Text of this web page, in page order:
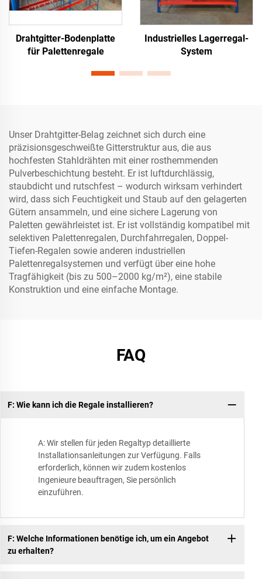
Drahtgitter-Bodenplatte
für Palettenregale
Industrielles Lagerregal-
System
Unser Drahtgitter-Belag zeichnet sich durch eine
präzisionsgeschweißte Gitterstruktur aus, die aus
hochfesten Stahldrähten mit einer rosthemmenden
Pulverbeschichtung besteht. Er ist luftdurchlässig,
staubdicht und rutschfest – wodurch wirksam verhindert
wird, dass sich Feuchtigkeit und Staub auf den gelagerten
Gütern ansammeln, und eine sichere Lagerung von
Paletten gewährleistet ist. Er ist vollständig kompatibel mit
selektiven Palettenregalen, Durchfahrregalen, Doppel-
Tiefen-Regalen sowie anderen industriellen
Palettenregalsystemen und verfügt über eine hohe
Tragfähigkeit (bis zu 500–2000 kg/m²), eine stabile
Konstruktion und eine einfache Montage.
FAQ
F: Wie kann ich die Regale installieren?
A: Wir stellen für jeden Regaltyp detaillierte
Installationsanleitungen zur Verfügung. Falls
erforderlich, können wir zudem kostenlos
Ingenieure beauftragen, Sie persönlich
einzuführen.
F: Welche Informationen benötige ich, um ein Angebot
zu erhalten?